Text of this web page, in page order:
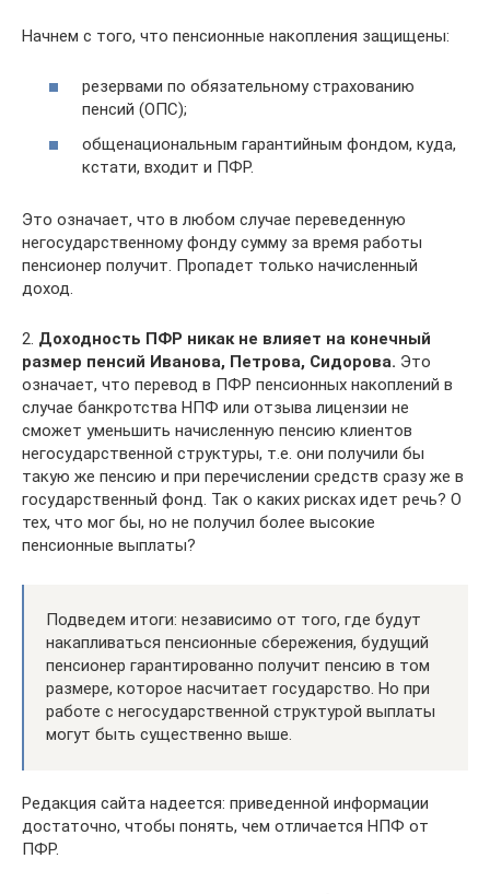
Начнем с того, что пенсионные накопления защищены:
резервами по обязательному страхованию
пенсий (ОПС);
общенациональным гарантийным фондом, куда,
кстати, входит и ПФР.
Это означает, что в любом случае переведенную
негосударственному фонду сумму за время работы
пенсионер получит. Пропадет только начисленный
доход.
2. Доходность ПФР никак не влияет на конечный
размер пенсий Иванова, Петрова, Сидорова. Это
означает, что перевод в ПФР пенсионных накоплений в
случае банкротства НПФ или отзыва лицензии не
сможет уменьшить начисленную пенсию клиентов
негосударственной структуры, т.е. они получили бы
такую же пенсию и при перечислении средств сразу же в
государственный фонд. Так о каких рисках идет речь? О
тех, что мог бы, но не получил более высокие
пенсионные выплаты?
Подведем итоги: независимо от того, где будут
накапливаться пенсионные сбережения, будущий
пенсионер гарантированно получит пенсию в том
размере, которое насчитает государство. Но при
работе с негосударственной структурой выплаты
могут быть существенно выше.
Редакция сайта надеется: приведенной информации
достаточно, чтобы понять, чем отличается НПФ от
ПФР.